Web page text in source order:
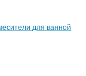
области
реального
для ванной